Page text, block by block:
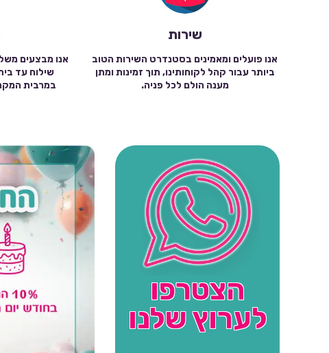
שירות
אנו פועלים ומאמינים בסטנדרט השירות הטוב
ביותר עבור קהל לקוחותינו, תוך זמינות ומתן
מענה הולם לכל פניה.
אנו מבצעים
הצטרפו
לערוץ שלנו